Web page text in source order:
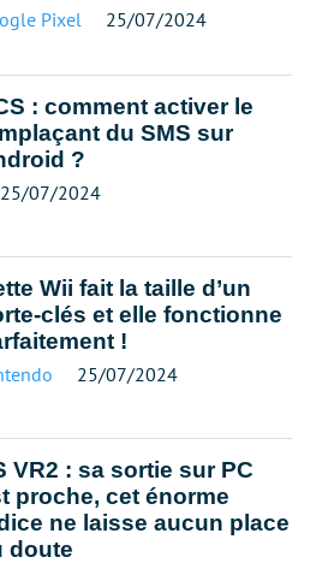
Pixel 25/07/2024
: comment activer le
du SMS sur
?
25/07/2024
Wii fait la taille d’un
clés et elle fonctionne
!
25/07/2024
VR2 : sa sortie sur PC
proche, cet énorme
ne laisse aucun place
doute